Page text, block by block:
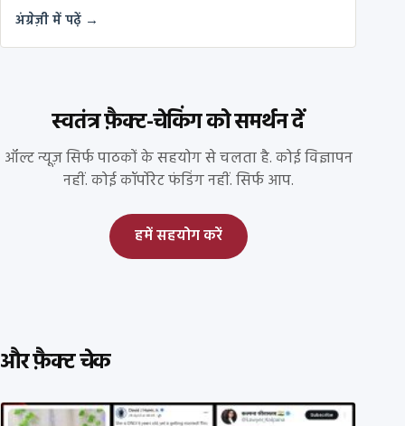
अंग्रेज़ी में पढ़ें →
स्वतंत्र फ़ैक्ट-चेकिंग को समर्थन दें
ऑल्ट न्यूज़ सिर्फ पाठकों के सहयोग से चलता है. कोई विज्ञापन
नहीं. कोई कॉर्पोरेट फंडिंग नहीं. सिर्फ आप.
हमें सहयोग करें
और फ़ैक्ट चेक